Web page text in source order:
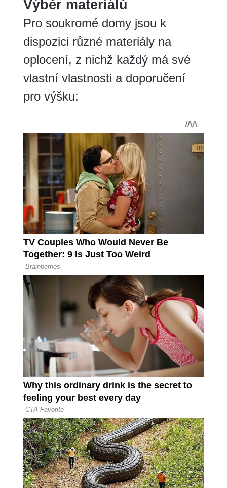
Výběr materiálů
Pro soukromé domy jsou k
dispozici různé materiály na
oplocení, z nichž každý má své
vlastní vlastnosti a doporučení
pro výšku: